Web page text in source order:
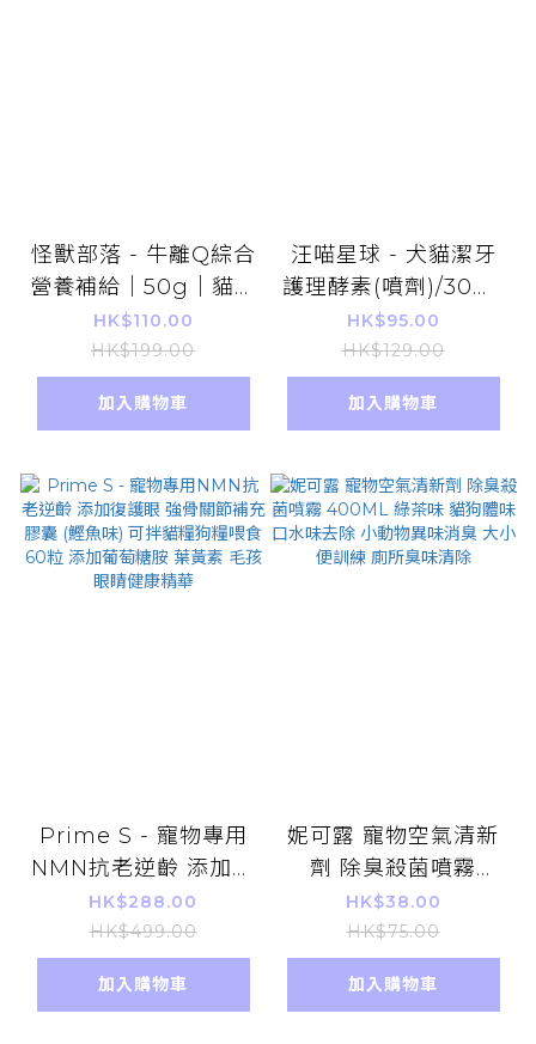
怪獸部落 - 牛離Q綜合
營養補給｜50g｜貓狗
保健品 平行進口貨品
新舊包裝隨機發貨
HK$110.00
HK$199.00
加入購物車
汪喵星球 - 犬貓潔牙
護理酵素(噴劑)/30ml
貓狗牙齒清潔 口腔除
味 除臭 平行進口貨品
HK$95.00
HK$129.00
加入購物車
Prime S - 寵物專用
NMN抗老逆齡 添加復
護眼 強骨關節補充膠
囊 (鰹魚味) 可拌貓糧
狗糧喂食 60粒 添加葡
萄糖胺 葉黃素 毛孩眼
HK$288.00
HK$499.00
加入購物車
妮可露 寵物空氣清新
劑 除臭殺菌噴霧
400ML 綠茶味 貓狗
體味口水味去除 小動
物異味消臭 大小便訓
練 廁所臭味清除
HK$38.00
HK$75.00
加入購物車